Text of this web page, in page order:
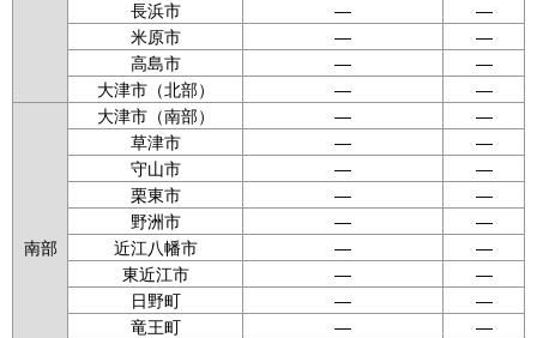
長浜市
—
—
米原市
—
—
高島市
—
—
大津市（北部）
— —
南部
大津市（南部） —
—
草津市
—
—
守山市
—
—
栗東市
—
—
野洲市
—
—
近江八幡市
—
—
東近江市
—
—
日野町
—
—
竜王町
—
—